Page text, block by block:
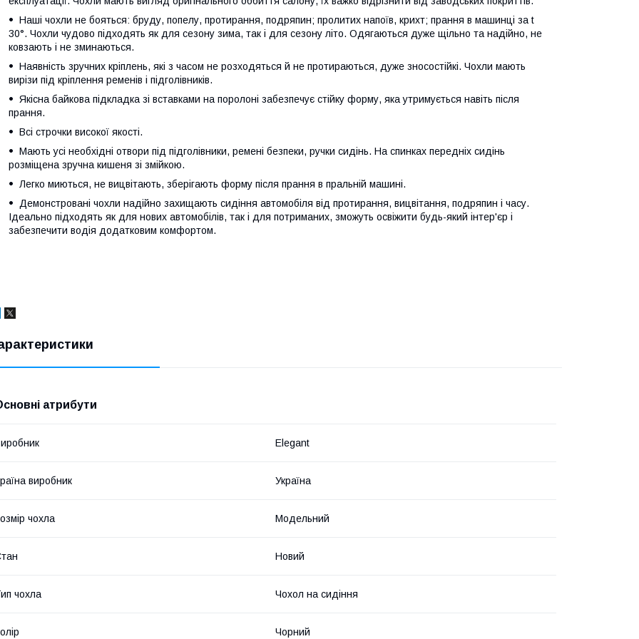
Наші чохли не бояться: бруду, попелу, протирання, подряпин; пролитих напоїв, крихт; прання в машинці за t
30°. Чохли чудово підходять як для сезону зима, так і для сезону літо. Одягаються дуже щільно та надійно, не
ковзають і не зминаються.
Наявність зручних кріплень, які з часом не розходяться й не протираються, дуже зносостійкі. Чохли мають
вирізи під кріплення ременів і підголівників.
Якісна байкова підкладка зі вставками на поролоні забезпечує стійку форму, яка утримується навіть після
прання.
Всі строчки високої якості.
Мають усі необхідні отвори під підголівники, ремені безпеки, ручки сидінь. На спинках передніх сидінь
розміщена зручна кишеня зі змійкою.
Легко миються, не вицвітають, зберігають форму після прання в пральній машині.
Демонстровані чохли надійно захищають сидіння автомобіля від протирання, вицвітання, подряпин і часу.
Ідеально підходять як для нових автомобілів, так і для потриманих, зможуть освіжити будь-який інтер'єр і
забезпечити водія додатковим комфортом.
атрибути
Elegant
виробник Україна
чохла Модельний
Новий
чохла Чохол на сидіння
Чорний